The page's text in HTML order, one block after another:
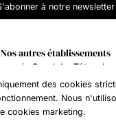
à notre newsletter
Nos autres établissements
Snack Le Tétras Lyre
L'Eterlou Collet D'Allevard
- LE COLLET
des cookies
Nous
cookies marketing.